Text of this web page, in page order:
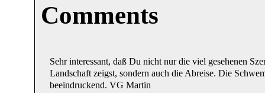
Comments
Sehr interessant, daß Du nicht nur die viel gesehenen
Landschaft zeigst, sondern auch die Abreise. Die
beeindruckend. VG Martin